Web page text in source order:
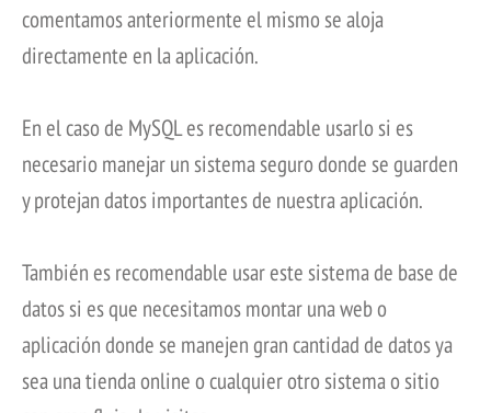
comentamos anteriormente el mismo se aloja
directamente en la aplicación.
En el caso de MySQL es recomendable usarlo si es
necesario manejar un sistema seguro donde se guarden
y protejan datos importantes de nuestra aplicación.
También es recomendable usar este sistema de base de
datos si es que necesitamos montar una web o
aplicación donde se manejen gran cantidad de datos ya
sea una tienda online o cualquier otro sistema o sitio